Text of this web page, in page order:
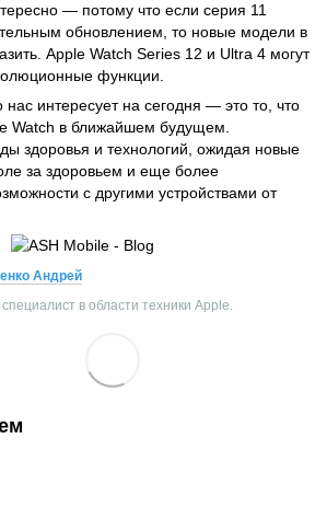
— потому что если серия 11
обновлением, то новые модели в
Apple Watch Series 12 и Ultra 4 могут
функции.
нас интересует на сегодня — это то, что
Watch в ближайшем будущем.
здоровья и технологий, ожидая новые
за здоровьем и еще более
с другими устройствами от
Андрей
в области техники Apple.